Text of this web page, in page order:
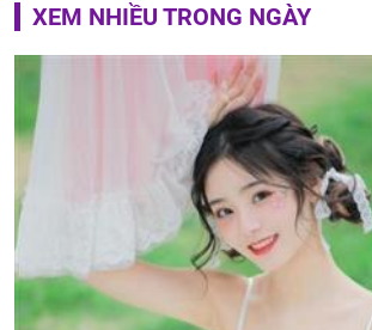
XEM NHIỀU TRONG NGÀY